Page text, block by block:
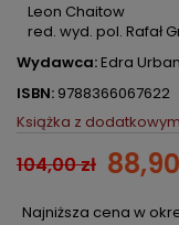
Leon Chaitow
red. wyd. pol. Rafał
Wydawca:Edra
ISBN: 9788366067622
Książka z
104,00 zł
Najniższa cena w